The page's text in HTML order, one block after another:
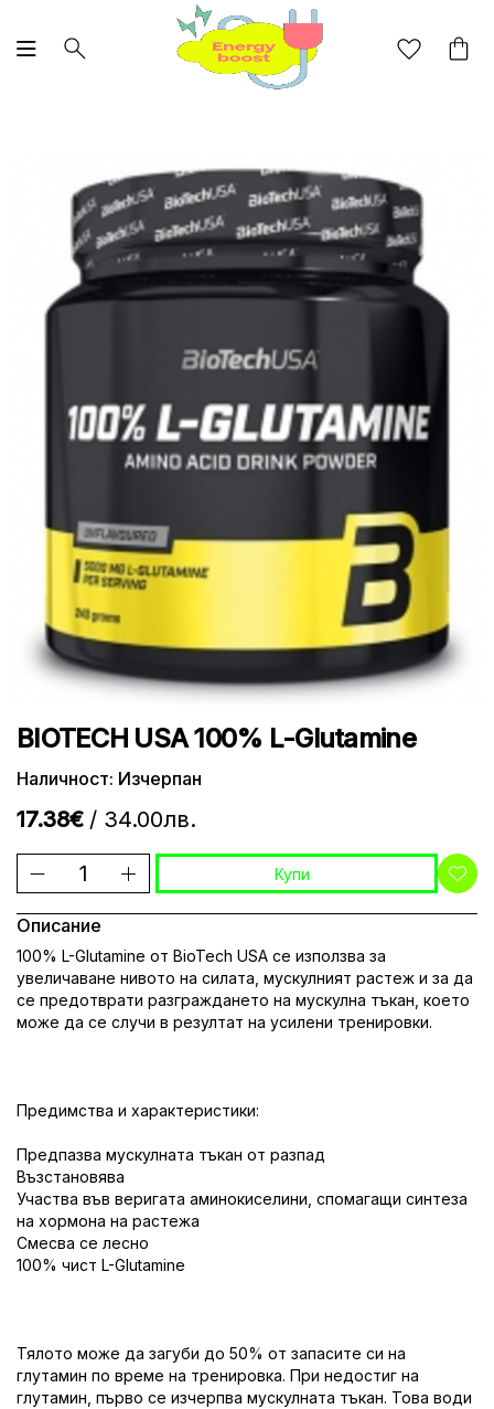
BIOTECH USA 100% L-Glutamine
Наличност: Изчерпан
17.38€ / 34.00лв.
Купи
Описание
100% L-Glutamine от BioTech USA се използва за
увеличаване нивото на силата, мускулният растеж и за да
се предотврати разграждането на мускулна тъкан, което
може да се случи в резултат на усилени тренировки.
Предимства и характеристики:
Предпазва мускулната тъкан от разпад
Възстановява
Участва във веригата аминокиселини, спомагащи синтеза
на хормона на растежа
Смесва се лесно
100% чист L-Glutamine
Тялото може да загуби до 50% от запасите си на
глутамин по време на тренировка. При недостиг на
глутамин, първо се изчерпва мускулната тъкан. Това води